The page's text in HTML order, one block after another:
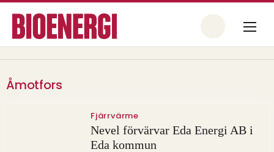
Åmotfors
Fjärrvärme
Nevel förvärvar Eda Energi AB i
Eda kommun